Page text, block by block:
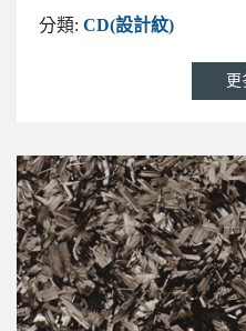
分類: CD(設計紋)
更